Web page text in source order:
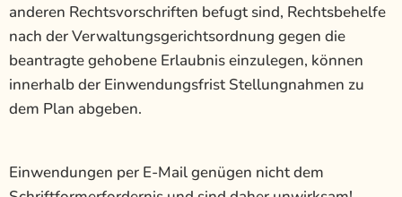
anderen Rechtsvorschriften befugt sind, Rechtsbehelfe
nach der Verwaltungsgerichtsordnung gegen die
beantragte gehobene Erlaubnis einzulegen, können
innerhalb der Einwendungsfrist Stellungnahmen zu
dem Plan abgeben.
Einwendungen per E-Mail genügen nicht dem